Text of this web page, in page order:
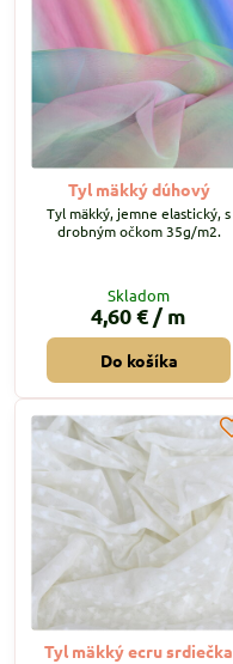
Tyl mäkký dúhový
Tyl mäkký, jemne elastický, s
drobným očkom 35g/m2.
Skladom
4,60 € / m
Do košíka
Tyl mäkký ecru srdiečka